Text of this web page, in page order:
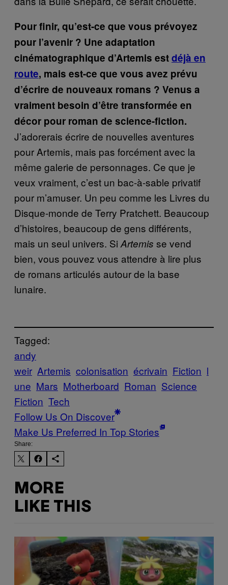
Pour finir, qu’est-ce que vous prévoyez
pour l’avenir ? Une adaptation
cinématographique d’Artemis estdéjà en
route, mais est-ce que vous avez prévu
d’écrire de nouveaux romans ? Venus a
vraiment besoin d’être transformée en
décor pour roman de science-fiction.
J’adorerais écrire de nouvelles aventures
pour Artemis, mais pas forcément avec la
même galerie de personnages. Ce que je
veux vraiment, c’est un bac-à-sable privatif
pour m’amuser. Un peu comme les Livres du
Disque-monde de Terry Pratchett. Beaucoup
d’histoires, beaucoup de gens différents,
mais un seul univers. Si Artemis se vend
bien, vous pouvez vous attendre à lire plus
de romans articulés autour de la base
lunaire.
Tagged:
andy
weir Artemis colonisation écrivain Fiction l
une Mars Motherboard Roman Science
Fiction Tech
Follow Us On Discover
Make Us Preferred In Top Stories
Share:
MORE
LIKE THIS